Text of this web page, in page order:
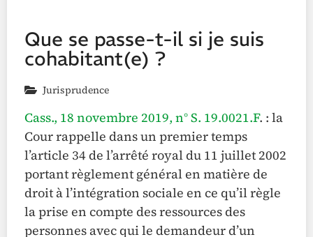
Que se passe-t-il si je suis
cohabitant(e) ?
Jurisprudence
Cass., 18 novembre 2019, n° S. 19.0021.F. : la
Cour rappelle dans un premier temps
l’article 34 de l’arrêté royal du 11 juillet 2002
portant règlement général en matière de
droit à l’intégration sociale en ce qu’il règle
la prise en compte des ressources des
personnes avec qui le demandeur d’un